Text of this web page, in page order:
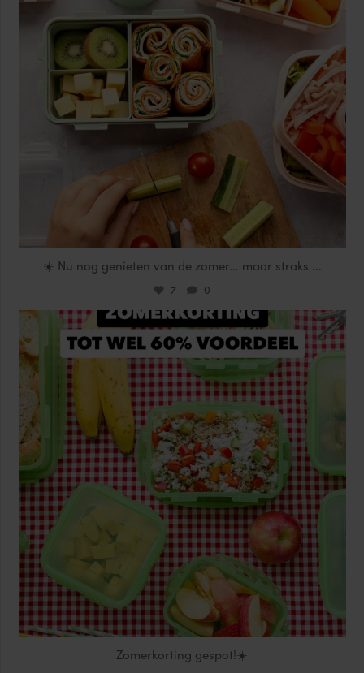
☀️ Nu nog genieten van de zomer... maar straks ...
7 0
locklocknl
Jul 25
Zomerkorting gespot!☀️